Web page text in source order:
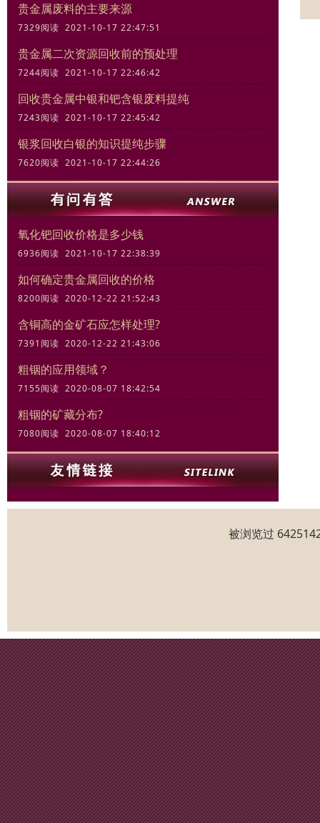
贵金属废料的主要来源
7329阅读 2021-10-17 22:47:51
贵金属二次资源回收前的预处理
7244阅读 2021-10-17 22:46:42
回收贵金属中银和钯含银废料提纯
7243阅读 2021-10-17 22:45:42
银浆回收白银的知识提纯步骤
7620阅读 2021-10-17 22:44:26
氧化钯回收价格是多少钱
6936阅读 2021-10-17 22:38:39
如何确定贵金属回收的价格
8200阅读 2020-12-22 21:52:43
含铜高的金矿石应怎样处理?
7391阅读 2020-12-22 21:43:06
粗铟的应用领域？
7155阅读 2020-08-07 18:42:54
粗铟的矿藏分布?
7080阅读 2020-08-07 18:40:12
被浏览过